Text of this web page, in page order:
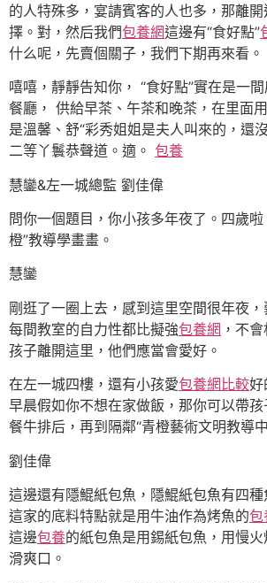
的人特殊多，宴請賓客的人也多，那離
擇。對，然后我們包養網這邊有“食好點”
什么呢，先賣個關子，我們下期再來看。
嘻嘻，靜靜告知你， “食好點”實在是一
餐廳， 供給早茶、午茶和晚茶，在里面
是溫馨、舒“彩秀姐姐是夫人叫來的，還
二等丫鬟恭聲道。適。 包養
慧鑾&左一城總監 劉佳偉
問你一個題目，你小孩多年夜了。四歲
橙”教導學畫畫。
慧鑾
剛逛了一圈上去，感到這里空間很年夜，
每間教室的自力性都比擬強包養網 ，不
孩子離開這里，他們應當會愛好。
在左一城四樓，還有小孩愛包養網比較好
早晨假如你不想在家做飯，那你可以帶
餐牛排后，再到隔鄰“青橙藝術文明教導
劉佳偉
這邊還有隱鯤紙包魚，隱鯤紙包魚有四種
這家的底料特點就是用牛油作為烤魚的包
這邊包養的紙包魚是用錫紙包魚，用慢
滑爽口。